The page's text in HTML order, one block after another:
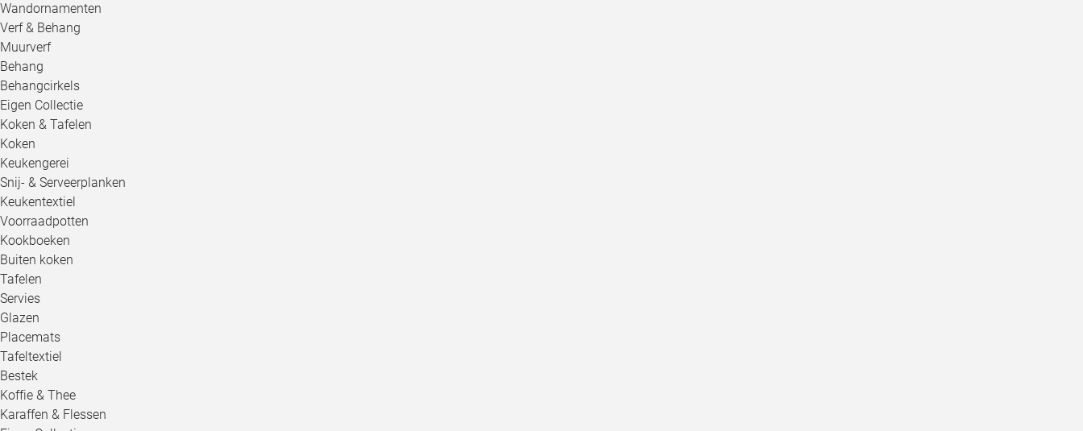
Wandornamenten
Verf & Behang
Muurverf
Behang
Behangcirkels
Eigen Collectie
Koken & Tafelen
Koken
Keukengerei
Snij- & Serveerplanken
Keukentextiel
Voorraadpotten
Kookboeken
Buiten koken
Tafelen
Servies
Glazen
Placemats
Tafeltextiel
Bestek
Koffie & Thee
Karaffen & Flessen